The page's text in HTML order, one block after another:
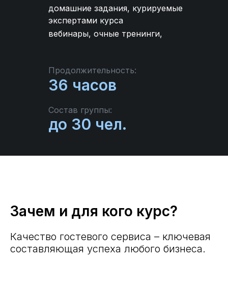
домашние задания, курируемые
экспертами курса
вебинары, очные тренинги,
Продолжительность:
Состав группы:
36 часов
до 30 чел.
Зачем и для кого курс?
Качество гостевого сервиса – ключевая
составляющая успеха любого бизнеса.